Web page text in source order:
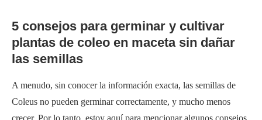
5 consejos para germinar y cultivar
plantas de coleo en maceta sin dañar
las semillas
A menudo, sin conocer la información exacta, las semillas de
Coleus no pueden germinar correctamente, y mucho menos
crecer. Por lo tanto, estoy aquí para mencionar algunos consejos